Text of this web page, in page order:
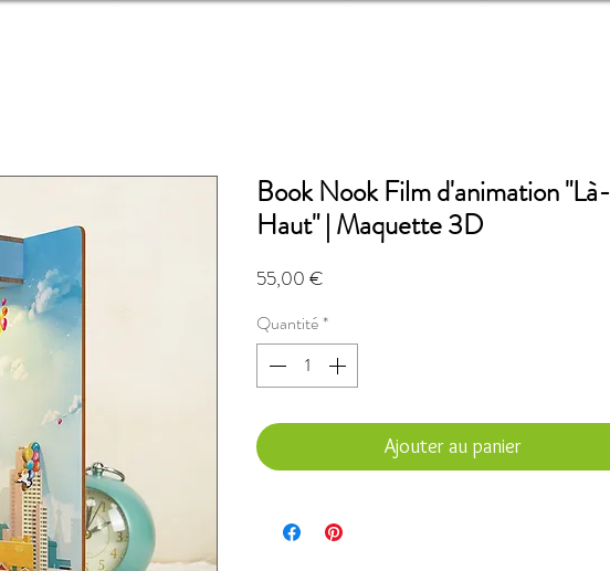
Book Nook Film d'animation "Là-
Haut" | Maquette 3D
55,00 €
Quantité *
Ajouter au panier